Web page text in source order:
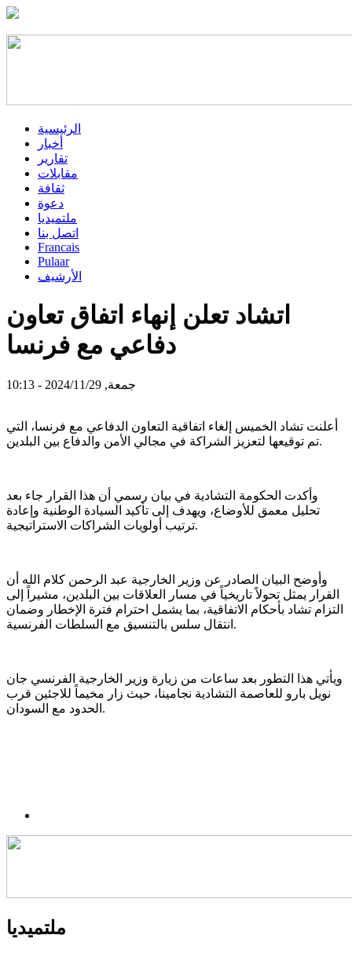
الرئيسية
أخبار
تقارير
مقابلات
ثقافة
دعوة
ملتميديا
اتصل بنا
Francais
Pulaar
الأرشيف
اتشاد تعلن إنهاء اتفاق تعاون
دفاعي مع فرنسا
جمعة, 2024/11/29 - 10:13
أعلنت تشاد الخميس إلغاء اتفاقية التعاون الدفاعي مع فرنسا، التي
تم توقيعها لتعزيز الشراكة في مجالي الأمن والدفاع بين البلدين.
وأكدت الحكومة التشادية في بيان رسمي أن هذا القرار جاء بعد
تحليل معمق للأوضاع، ويهدف إلى تأكيد السيادة الوطنية وإعادة
ترتيب أولويات الشراكات الاستراتيجية.
وأوضح البيان الصادر عن وزير الخارجية عبد الرحمن كلام الله أن
القرار يمثل تحولاً تاريخياً في مسار العلاقات بين البلدين، مشيراً إلى
التزام تشاد بأحكام الاتفاقية، بما يشمل احترام فترة الإخطار وضمان
انتقال سلس بالتنسيق مع السلطات الفرنسية.
ويأتي هذا التطور بعد ساعات من زيارة وزير الخارجية الفرنسي جان
نويل بارو للعاصمة التشادية نجامينا، حيث زار مخيماً للاجئين قرب
الحدود مع السودان.
ملتميديا